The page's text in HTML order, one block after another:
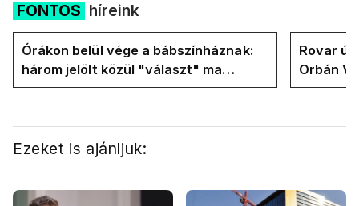
FONTOS híreink
Órákon belül vége a bábszínháznak:
három jelölt közül "választ" ma
államfőt a Tisza-frakció
Rovar
Orbán
felelős a
Ezeket is ajánljuk: